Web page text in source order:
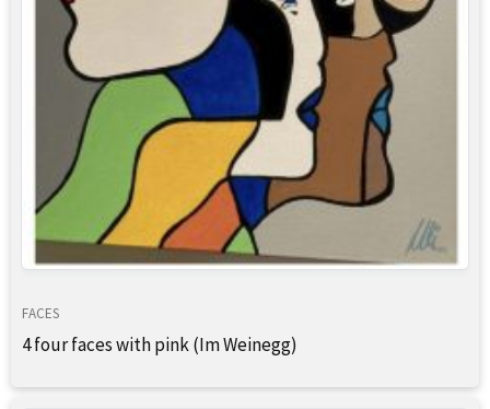
FACES
4 four faces with pink (Im Weinegg)